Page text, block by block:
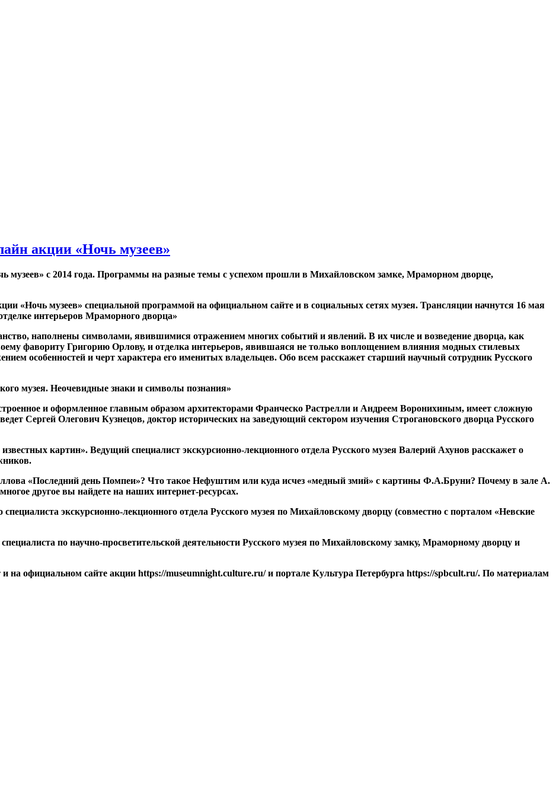
акции «Ночь музеев»
музеев» с 2014 года. Программы на разные темы с успехом прошли в Михайловском замке, Мраморном дворце,
«Ночь музеев» специальной программой на официальном сайте и в социальных сетях музея. Трансляции начнутся 16 мая
интерьеров Мраморного дворца»
наполнены символами, явившимися отражением многих событий и явлений. В их числе и возведение дворца, как
фавориту Григорию Орлову, и отделка интерьеров, явившаяся не только воплощением влияния модных стилевых
особенностей и черт характера его именитых владельцев. Обо всем расскажет старший научный сотрудник Русского
музея. Неочевидные знаки и символы познания»
и оформленное главным образом архитекторами Франческо Растрелли и Андреем Воронихиным, имеет сложную
Сергей Олегович Кузнецов, доктор исторических на заведующий сектором изучения Строгановского дворца Русского
картин». Ведущий специалист экскурсионно-лекционного отдела Русского музея Валерий Ахунов расскажет о
«Последний день Помпеи»? Что такое Нефуштим или куда исчез «медный змий» с картины Ф.А.Бруни? Почему в зале А.
другое вы найдете на наших интернет-ресурсах.
экскурсионно-лекционного отдела Русского музея по Михайловскому дворцу (совместно с порталом «Невские
по научно-просветительской деятельности Русского музея по Михайловскому замку, Мраморному дворцу и
и на официальном сайте акции https://museumnight.culture.ru/ и портале Культура Петербурга https://spbcult.ru/. По материалам